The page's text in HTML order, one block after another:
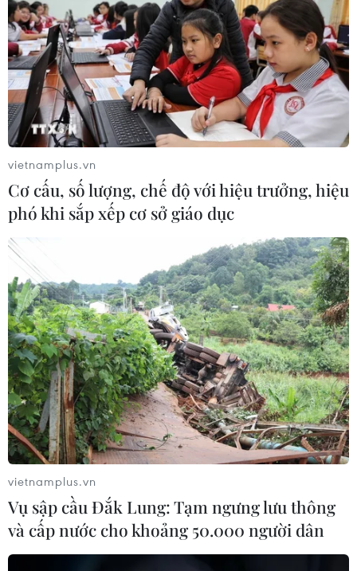
vietnamplus.vn
Cơ cấu, số lượng, chế độ với hiệu trưởng, hiệu
phó khi sắp xếp cơ sở giáo dục
vietnamplus.vn
Vụ sập cầu Đắk Lung: Tạm ngưng lưu thông
và cấp nước cho khoảng 50.000 người dân